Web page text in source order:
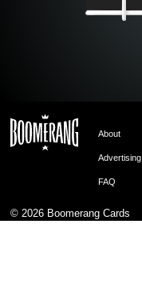
About
Advertising
FAQ
© 2026 Boomerang Cards